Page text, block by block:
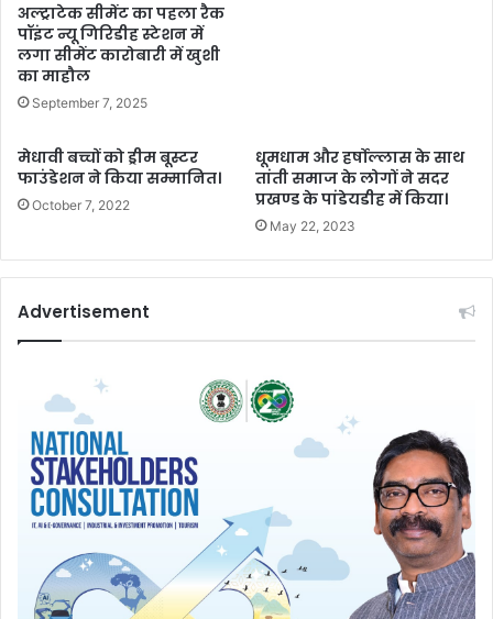
अल्ट्राटेक सीमेंट का पहला रैक
पॉइंट न्यू गिरिडीह स्टेशन में
लगा सीमेंट कारोबारी में खुशी
का माहौल
September 7, 2025
मेधावी बच्चों को ड्रीम बूस्टर
फाउंडेशन ने किया सम्मानित।
October 7, 2022
धूमधाम और हर्षोल्लास के साथ
तांती समाज के लोगों ने सदर
प्रखण्ड के पांडेयडीह में किया।
May 22, 2023
Advertisement